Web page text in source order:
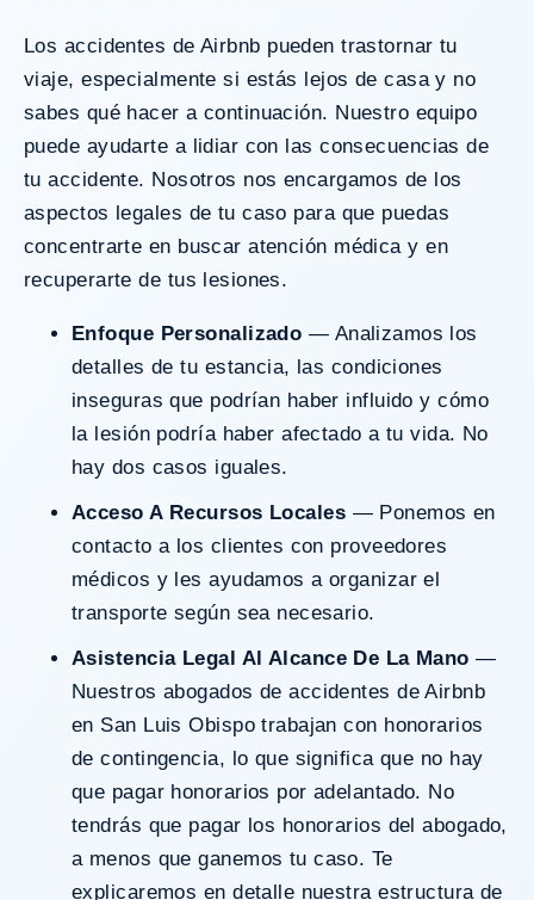
Los accidentes de Airbnb pueden trastornar tu
viaje, especialmente si estás lejos de casa y no
sabes qué hacer a continuación. Nuestro equipo
puede ayudarte a lidiar con las consecuencias de
tu accidente. Nosotros nos encargamos de los
aspectos legales de tu caso para que puedas
concentrarte en buscar atención médica y en
recuperarte de tus lesiones.
Enfoque Personalizado — Analizamos los
detalles de tu estancia, las condiciones
inseguras que podrían haber influido y cómo
la lesión podría haber afectado a tu vida. No
hay dos casos iguales.
Acceso A Recursos Locales — Ponemos en
contacto a los clientes con proveedores
médicos y les ayudamos a organizar el
transporte según sea necesario.
Asistencia Legal Al Alcance De La Mano —
Nuestros abogados de accidentes de Airbnb
en San Luis Obispo trabajan con honorarios
de contingencia, lo que significa que no hay
que pagar honorarios por adelantado. No
tendrás que pagar los honorarios del abogado,
a menos que ganemos tu caso. Te
explicaremos en detalle nuestra estructura de